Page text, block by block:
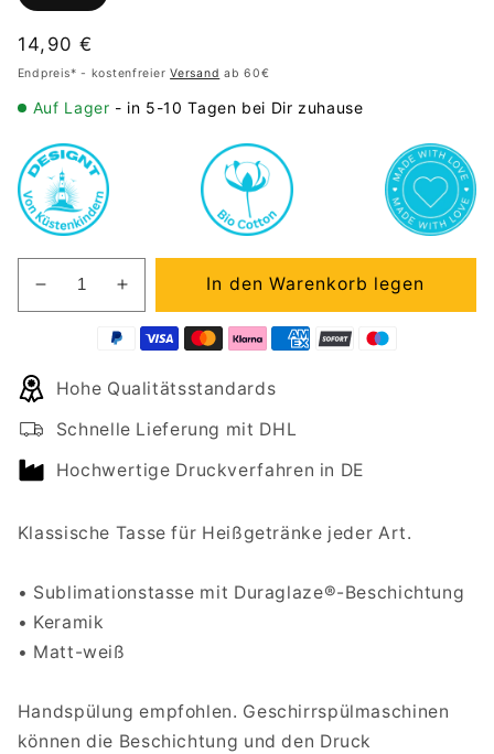
Normaler
Preis
14,90 €
Endpreis* - kostenfreierVersand ab 60€
Auf Lager - in 5-10 Tagen bei Dir zuhause
Verringere
die
Tasse
VIBES
Erhöhe
die
Menge
Tasse
VIBES
In den Warenkorb legen
Hohe Qualitätsstandards
Schnelle Lieferung mit DHL
Hochwertige Druckverfahren in DE
Klassische Tasse für Heißgetränke jeder Art.
• Sublimationstasse mit Duraglaze®-Beschichtung
• Keramik
• Matt-weiß
Handspülung empfohlen. Geschirrspülmaschinen
können die Beschichtung und den Druck